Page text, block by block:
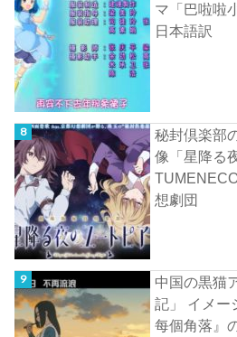
マ「巴啦啦
日本語訳
秘封倶楽部
像「星降る
想劇団
中国の黒猫
記」 イメー
每個角落』